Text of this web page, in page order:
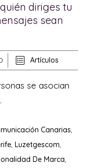
diriges tu
sean
Artículos
se asocian
Canarias,
, Luzetgescom,
De Marca,